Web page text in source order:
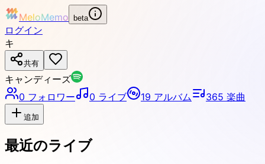
MeloMemo beta
ログイン
キ
共有
キャンディーズ
0 フォロワー 0 ライブ 19 アルバム 365 楽曲
追加
最近のライブ